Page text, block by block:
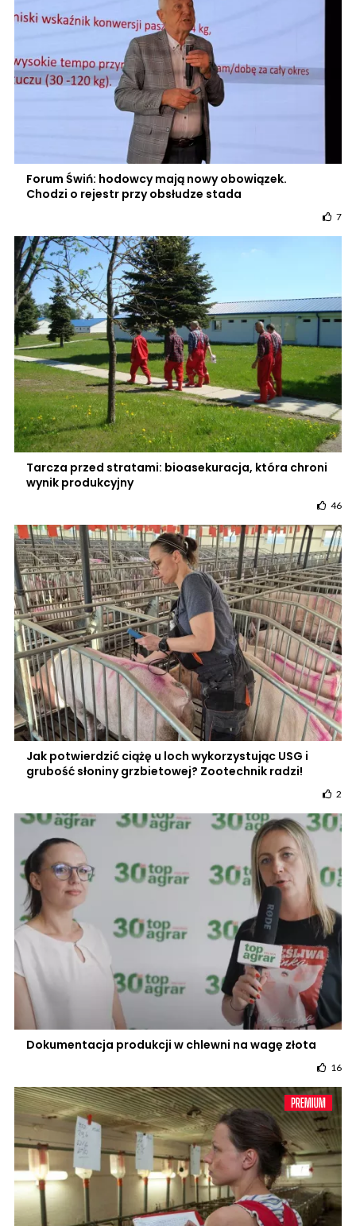
Forum Świń: hodowcy mają nowy obowiązek.
Chodzi o rejestr przy obsłudze stada
7
Tarcza przed stratami: bioasekuracja, która chroni
wynik produkcyjny
46
Jak potwierdzić ciążę u loch wykorzystując USG i
grubość słoniny grzbietowej? Zootechnik radzi!
2
Dokumentacja produkcji w chlewni na wagę złota
16